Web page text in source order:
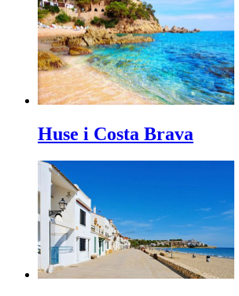
Huse i Costa Brava